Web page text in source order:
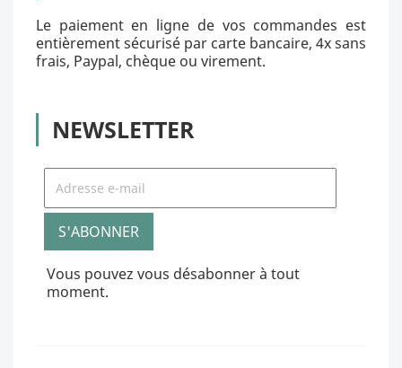
Le paiement en ligne de vos commandes est
entièrement sécurisé par carte bancaire, 4x sans
frais, Paypal, chèque ou virement.
NEWSLETTER
Vous pouvez vous désabonner à tout
moment.